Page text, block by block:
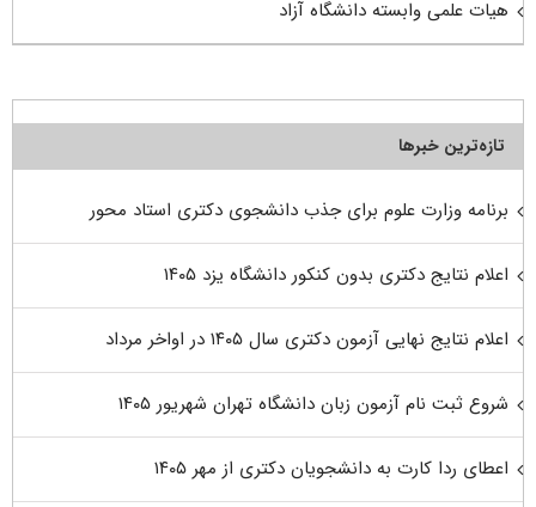
هیات علمی وابسته دانشگاه آزاد
تازه‌ترین خبرها
برنامه وزارت علوم برای جذب دانشجوی دکتری استاد محور
اعلام نتایج دکتری بدون کنکور دانشگاه یزد ۱۴۰۵
اعلام نتایج نهایی آزمون دکتری سال ۱۴۰۵ در اواخر مرداد
شروع ثبت نام آزمون زبان دانشگاه تهران شهریور ۱۴۰۵
اعطای ردا کارت به دانشجویان دکتری از مهر ۱۴۰۵